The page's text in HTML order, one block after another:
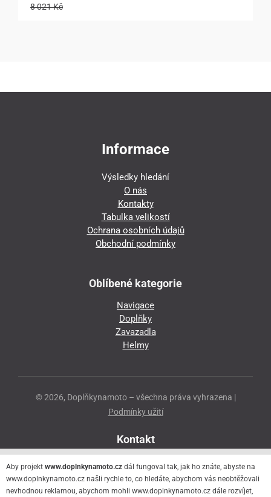
8 021 Kč
Informace
Výsledky hledání
O nás
Kontakty
Tabulka velikostí
Ochrana osobních údajů
Obchodní podmínky
Oblíbené kategorie
Navigace
Doplňky
Zavazadla
Helmy
© 2026, Doplňkynamoto – všechna práva vyhrazena |
Podmínky užití
Kontakt
Přeloučská 86
530 06 Pardubice - Staré Čivice
Aby projekt www.doplnkynamoto.cz dál fungoval tak, jak ho znáte, abyste na
www.doplnkynamoto.cz našli rychle to, co hledáte, abychom vás neobtěžovali
nevhodnou reklamou, abychom mohli www.doplnkynamoto.cz dále rozvíjet,